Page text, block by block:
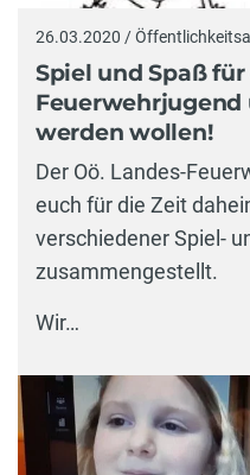
26.03.2020 /
Spiel und Spaß
Feuerwehrjugend
werden wollen!
Der Oö. Landes-
euch für die Zeit
verschiedener Spiel-
zusammengestellt.
Wir…